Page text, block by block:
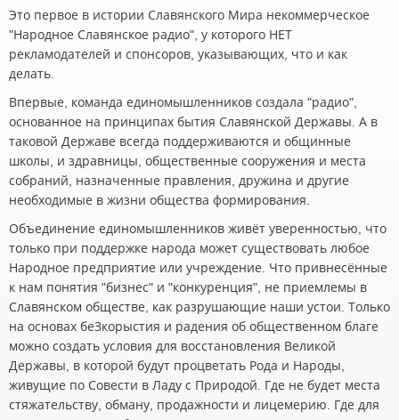
Это первое в истории Славянского Мира некоммерческое
"Народное Славянское радио", у которого НЕТ
рекламодателей и спонсоров, указывающих, что и как
делать.
Впервые, команда единомышленников создала "радио",
основанное на принципах бытия Славянской Державы. А в
таковой Державе всегда поддерживаются и общинные
школы, и здравницы, общественные сооружения и места
собраний, назначенные правления, дружина и другие
необходимые в жизни общества формирования.
Объединение единомышленников живёт уверенностью, что
только при поддержке народа может существовать любое
Народное предприятие или учреждение. Что привнесённые
к нам понятия "бизнес" и "конкуренция", не приемлемы в
Славянском обществе, как разрушающие наши устои. Только
на основах беЗкорыстия и радения об общественном благе
можно создать условия для восстановления Великой
Державы, в которой будут процветать Рода и Народы,
живущие по Совести в Ладу с Природой. Где не будет места
стяжательству, обману, продажности и лицемерию. Где для